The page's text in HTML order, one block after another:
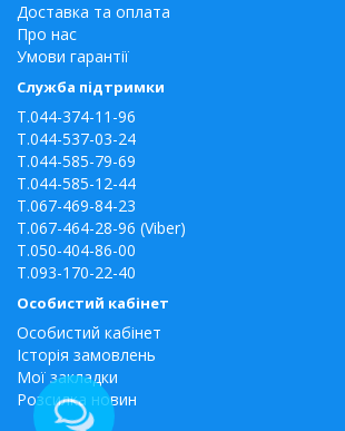
Доставка та оплата
Про нас
Умови гарантії
Служба підтримки
T.044-374-11-96
T.044-537-03-24
T.044-585-79-69
T.044-585-12-44
T.067-469-84-23
T.067-464-28-96 (Viber)
T.050-404-86-00
T.093-170-22-40
Особистий кабінет
Особистий кабінет
Історія замовлень
Мої закладки
Розсилка новин